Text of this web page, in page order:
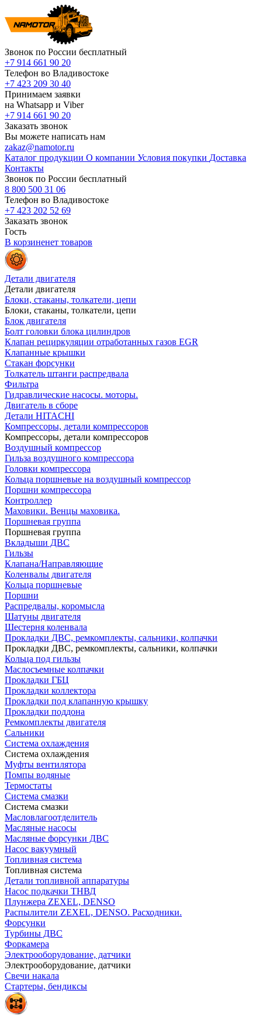
Звонок по России бесплатный
+7 914 661 90 20
Телефон во Владивостоке
+7 423 209 30 40
Принимаем заявки
на Whatsapp и Viber
+7 914 661 90 20
Заказать звонок
Вы можете написать нам
zakaz@namotor.ru
Каталог продукции О компании Условия покупки Доставка
Контакты
Звонок по России бесплатный
8 800 500 31 06
Телефон во Владивостоке
+7 423 202 52 69
Заказать звонок
Гость
В корзиненет товаров
Детали двигателя
Детали двигателя
Блоки, стаканы, толкатели, цепи
Блоки, стаканы, толкатели, цепи
Блок двигателя
Болт головки блока цилиндров
Клапан рециркуляции отработанных газов EGR
Клапанные крышки
Стакан форсунки
Толкатель штанги распредвала
Фильтра
Гидравлические насосы. моторы.
Двигатель в сборе
Детали HITACHI
Компрессоры, детали компрессоров
Компрессоры, детали компрессоров
Воздушный компрессор
Гильза воздушного компрессора
Головки компрессора
Кольца поршневые на воздушный компрессор
Поршни компрессора
Контроллер
Маховики. Венцы маховика.
Поршневая группа
Поршневая группа
Вкладыши ДВС
Гильзы
Клапана/Направляющие
Коленвалы двигателя
Кольца поршневые
Поршни
Распредвалы, коромысла
Шатуны двигателя
Шестерня коленвала
Прокладки ДВС, ремкомплекты, сальники, колпачки
Прокладки ДВС, ремкомплекты, сальники, колпачки
Кольца под гильзы
Маслосъемные колпачки
Прокладки ГБЦ
Прокладки коллектора
Прокладки под клапанную крышку
Прокладки поддона
Ремкомплекты двигателя
Сальники
Система охлаждения
Система охлаждения
Муфты вентилятора
Помпы водяные
Термостаты
Система смазки
Система смазки
Масловлагоотделитель
Масляные насосы
Масляные форсунки ДВС
Насос вакуумный
Топливная система
Топливная система
Детали топливной аппаратуры
Насос подкачки ТНВД
Плунжера ZEXEL, DENSO
Распылители ZEXEL, DENSO. Расходники.
Форсунки
Турбины ДВС
Форкамера
Электрооборудование, датчики
Электрооборудование, датчики
Свечи накала
Стартеры, бендиксы